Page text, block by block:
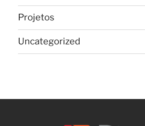
Projetos
Uncategorized